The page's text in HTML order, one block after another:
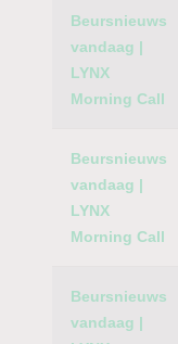
Category
Beursnieuws
vandaag |
LYNX
Morning Call
Beursnieuws
vandaag |
LYNX
Morning Call
Beursnieuws
vandaag |